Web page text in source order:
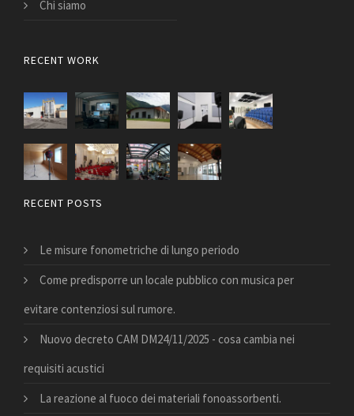
Chi siamo
RECENT WORK
RECENT POSTS
Le misure fonometriche di lungo periodo
Come predisporre un locale pubblico con musica per
evitare contenziosi sul rumore.
Nuovo decreto CAM DM24/11/2025 - cosa cambia nei
requisiti acustici
La reazione al fuoco dei materiali fonoassorbenti.